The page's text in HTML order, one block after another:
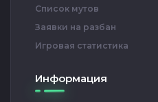
Список мутов
Заявки на разбан
Игровая статистика
Информация